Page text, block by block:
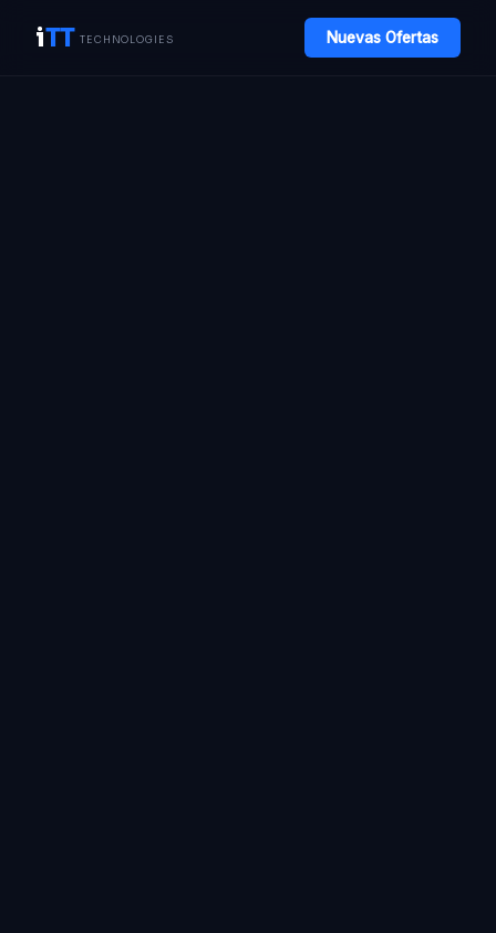
iTT TECHNOLOGIES Nuevas Ofertas